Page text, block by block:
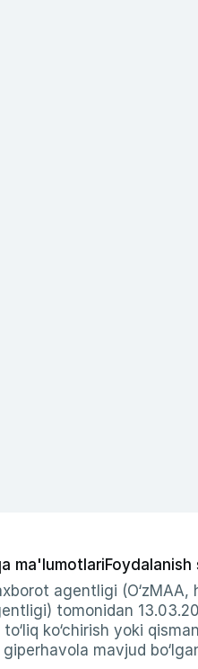
ma'lumotlariFoydalanish
agentligi
tomonidan
ko‘chirish yoki
mavjud